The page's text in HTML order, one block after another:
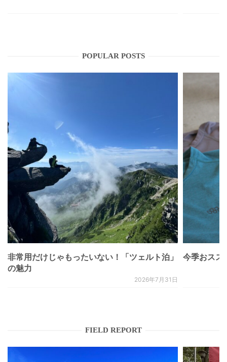
POPULAR POSTS
非常用だけじゃもったいない！「ツェルト泊」
の魅力
2026年7月31日
今季おスス
FIELD REPORT